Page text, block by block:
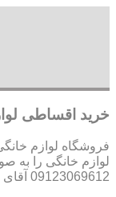
خرید اقساطی
فروشگاه لوازم
لوازم خانگی را به
09123069612 آقای میثم افسری